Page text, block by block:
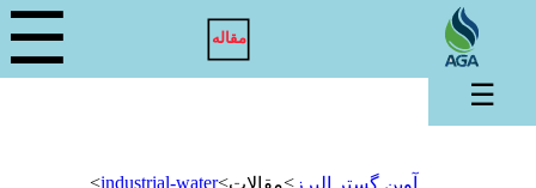
مقاله ☰
آوین گستر البرز >مقالات>
industrial-water
>
☰